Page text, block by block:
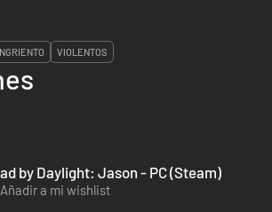
VIOLENTOS
by Daylight: Jason - PC (Steam)
Añadir a mi wishlist